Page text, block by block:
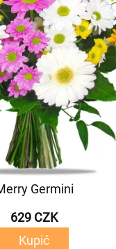
Germini
629 CZK
Kupić